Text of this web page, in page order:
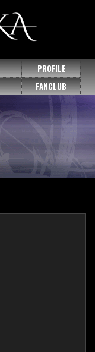
PROFILE
FANCLUB